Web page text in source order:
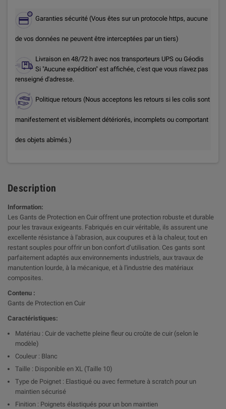
Garanties sécurité (Vous êtes sur un protocole https, aucune
de vos données ne peuvent être interceptées par un tiers)
Livraison en 48/72 h avec nos transporteurs UPS ou Géodis
Si "Aucune expédition" est affichée, c'est que vous n'avez pas
renseigné d'adresse.
Politique retours (Nous acceptons les retours si les colis sont
manifestement et visiblement détériorés, incomplets ou comportant
des objets abîmés.)
Description
Information:
Les Gants de Protection en Cuir offrent une protection robuste et durable
pour les travaux exigeants. Fabriqués en cuir véritable, ils assurent une
excellente résistance à l'abrasion, aux coupures et à la chaleur, tout en
restant souples pour offrir un bon confort d’utilisation. Ces gants sont
parfaitement adaptés aux environnements industriels, aux travaux de
manutention lourde, à la mécanique, et à l'industrie des matériaux
composites.
Contenu :
Gants de Protection en Cuir
Caractéristiques:
Matériau : Cuir de vachette pleine fleur ou croûte de cuir (selon le
modèle)
Couleur : Blanc
Taille : Disponible en XL (Taille 10)
Type de Poignet : Elastiqué ou avec fermeture à scratch pour un
maintien sécurisé
Finition : Poignets élastiqués pour un bon maintien